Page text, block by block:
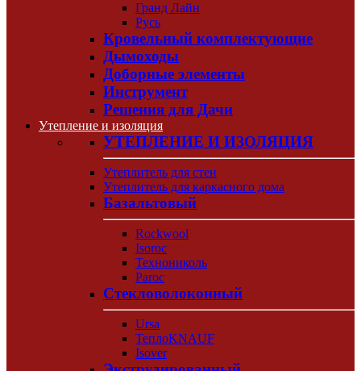
Гранд Лайн
Русь
Кровельный комплектующие
Дымоходы
Доборные элементы
Инструмент
Решения для Дачи
Утепление и изоляция
УТЕПЛЕНИЕ И ИЗОЛЯЦИЯ
Утеплитель для стен
Утеплитель для каркасного дома
Базальтовый
Rockwool
Isoroc
Технониколь
Paroc
Стекловолоконный
Ursa
ТеплоKNAUF
Isover